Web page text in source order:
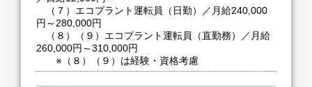
（７）エコプラント運転員（日勤）／月給240,000
円～280,000円
（８）（９）エコプラント運転員（直勤務）／月給
260,000円～310,000円
※（８）（９）は経験・資格考慮